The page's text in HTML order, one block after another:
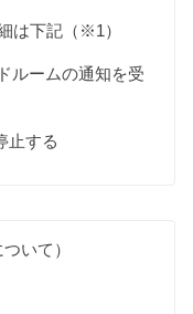
は下記（※1）
ルームの通知を受
止する
いて）